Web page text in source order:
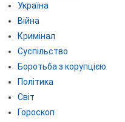
Україна
Війна
Кримінал
Суспільство
Боротьба з корупцією
Політика
Світ
Гороскоп